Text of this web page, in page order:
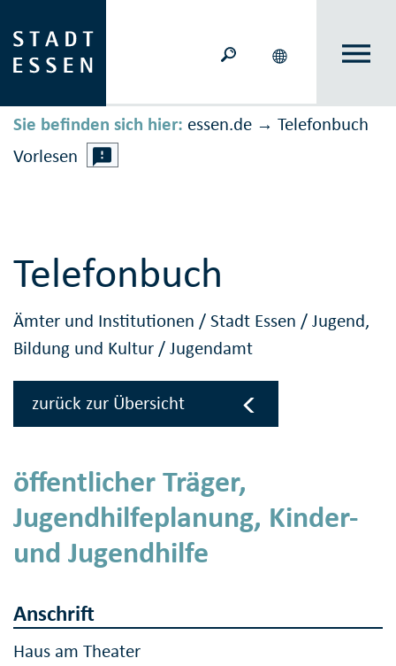
Sie befinden sich hier: essen.de → Telefonbuch
Vorlesen
Telefonbuch
Ämter und Institutionen /Stadt Essen /Jugend,
Bildung und Kultur /Jugendamt
zurück zur Übersicht
öffentlicher Träger,
Jugendhilfeplanung, Kinder-
und Jugendhilfe
Anschrift
Haus am Theater